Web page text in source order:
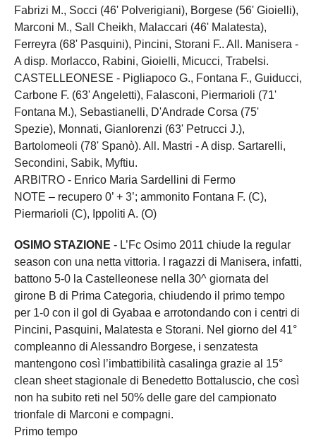
Fabrizi M., Socci (46' Polverigiani), Borgese (56' Gioielli),
Marconi M., Sall Cheikh, Malaccari (46' Malatesta),
Ferreyra (68' Pasquini), Pincini, Storani F.. All. Manisera -
A disp. Morlacco, Rabini, Gioielli, Micucci, Trabelsi.
CASTELLEONESE - Pigliapoco G., Fontana F., Guiducci,
Carbone F. (63' Angeletti), Falasconi, Piermarioli (71'
Fontana M.), Sebastianelli, D'Andrade Corsa (75'
Spezie), Monnati, Gianlorenzi (63' Petrucci J.),
Bartolomeoli (78' Spanò). All. Mastri - A disp. Sartarelli,
Secondini, Sabik, Myftiu.
ARBITRO - Enrico Maria Sardellini di Fermo
NOTE – recupero 0’ + 3’; ammonito Fontana F. (C),
Piermarioli (C), Ippoliti A. (O)
OSIMO STAZIONE - L’Fc Osimo 2011 chiude la regular
season con una netta vittoria. I ragazzi di Manisera, infatti,
battono 5-0 la Castelleonese nella 30^ giornata del
girone B di Prima Categoria, chiudendo il primo tempo
per 1-0 con il gol di Gyabaa e arrotondando con i centri di
Pincini, Pasquini, Malatesta e Storani. Nel giorno del 41°
compleanno di Alessandro Borgese, i senzatesta
mantengono così l’imbattibilità casalinga grazie al 15°
clean sheet stagionale di Benedetto Bottaluscio, che così
non ha subito reti nel 50% delle gare del campionato
trionfale di Marconi e compagni.
Primo tempo